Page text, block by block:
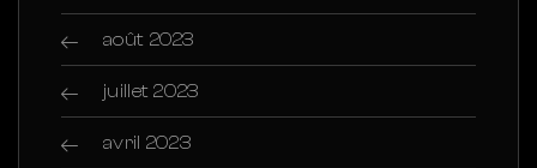
août 2023
juillet 2023
avril 2023